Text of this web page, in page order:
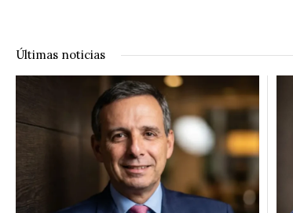
Últimas noticias